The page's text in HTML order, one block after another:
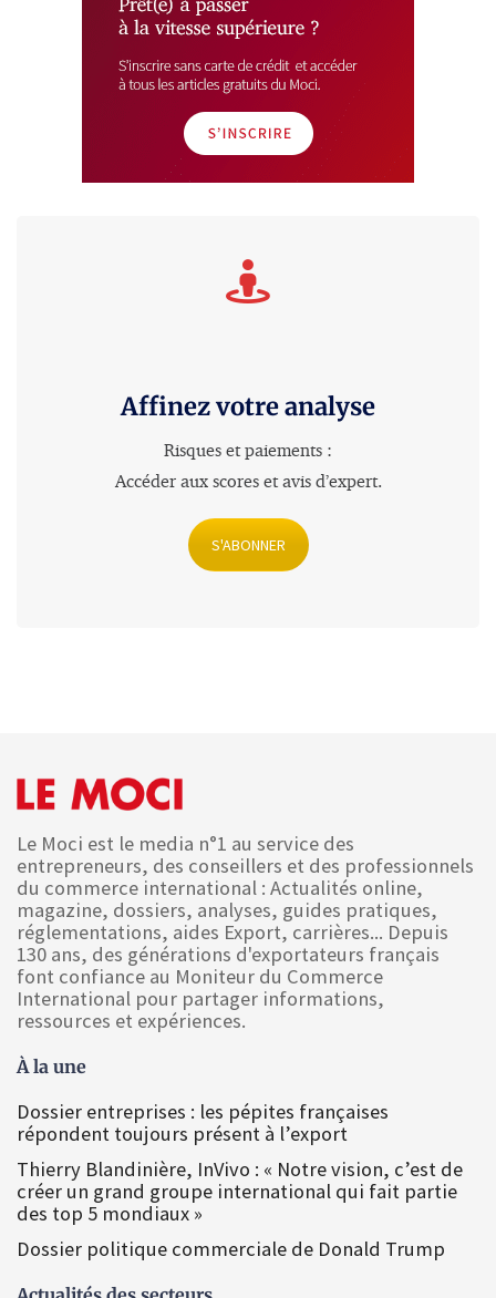
Affinez votre analyse
Risques et paiements :
Accéder aux scores et avis d’expert.
S'ABONNER
Le Moci est le media n°1 au service des
entrepreneurs, des conseillers et des professionnels
du commerce international : Actualités online,
magazine, dossiers, analyses, guides pratiques,
réglementations, aides Export, carrières... Depuis
130 ans, des générations d'exportateurs français
font confiance au Moniteur du Commerce
International pour partager informations,
ressources et expériences.
À la une
Dossier entreprises : les pépites françaises
répondent toujours présent à l’export
Thierry Blandinière, InVivo : « Notre vision, c’est de
créer un grand groupe international qui fait partie
des top 5 mondiaux »
Dossier politique commerciale de Donald Trump